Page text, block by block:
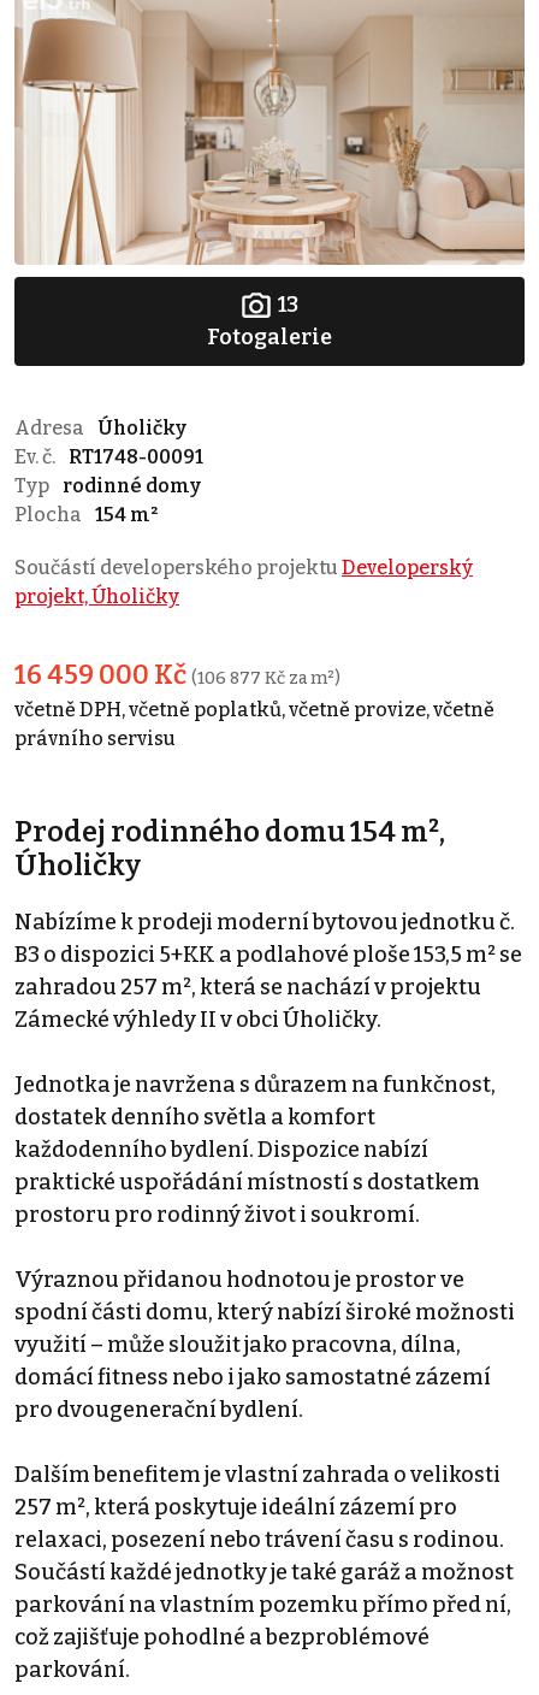
13
Fotogalerie
Adresa
Úholičky
Ev. č.
RT1748-00091
Typ
rodinné domy
Plocha
154 m²
Součástí developerského projektu Developerský
projekt, Úholičky
16 459 000 Kč (106 877 Kč za m²)
včetně DPH, včetně poplatků, včetně provize, včetně
právního servisu
Prodej rodinného domu 154 m²,
Úholičky
Nabízíme k prodeji moderní bytovou jednotku č.
B3 o dispozici 5+KK a podlahové ploše 153,5 m² se
zahradou 257 m², která se nachází v projektu
Zámecké výhledy II v obci Úholičky.
Jednotka je navržena s důrazem na funkčnost,
dostatek denního světla a komfort
každodenního bydlení. Dispozice nabízí
praktické uspořádání místností s dostatkem
prostoru pro rodinný život i soukromí.
Výraznou přidanou hodnotou je prostor ve
spodní části domu, který nabízí široké možnosti
využití – může sloužit jako pracovna, dílna,
domácí fitness nebo i jako samostatné zázemí
pro dvougenerační bydlení.
Dalším benefitem je vlastní zahrada o velikosti
257 m², která poskytuje ideální zázemí pro
relaxaci, posezení nebo trávení času s rodinou.
Součástí každé jednotky je také garáž a možnost
parkování na vlastním pozemku přímo před ní,
což zajišťuje pohodlné a bezproblémové
parkování.